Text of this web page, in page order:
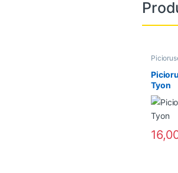
Tyon